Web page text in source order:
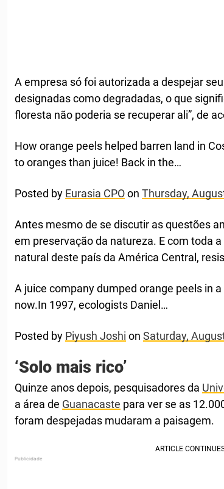
A empresa só foi autorizada a despejar
designadas como degradadas, o que
floresta não poderia se recuperar ali”, de
How orange peels helped barren land in
to oranges than juice! Back in the…
Posted by Eurasia CPOon Thursday,
Antes mesmo de se discutir as questões
em preservação da natureza. E com toda
natural deste país da América Central,
A juice company dumped orange peels in
now.In 1997, ecologists Daniel…
Posted by Piyush Joshi on Saturday,
‘Solo mais rico’
Quinze anos depois, pesquisadores da
a área de Guanacaste para ver se as
foram despejadas mudaram a paisagem.